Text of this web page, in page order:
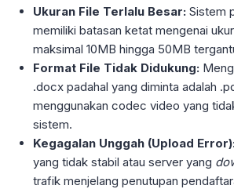
Ukuran File Terlalu Besar: Sistem
memiliki batasan ketat mengenai
maksimal 10MB hingga 50MB
Format File Tidak Didukung:
.docx padahal yang diminta adalah
menggunakan codec video yang
sistem.
Kegagalan Unggah (Upload
yang tidak stabil atau server yang
trafik menjelang penutupan